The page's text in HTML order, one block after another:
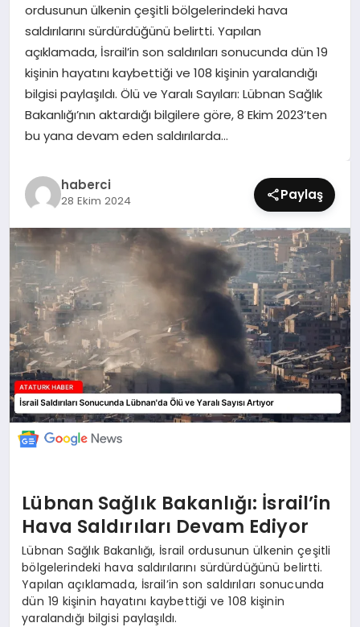
SIYASET
SPOR
TEKNOLOJI
YAŞAM
ordusunun ülkenin çeşitli bölgelerindeki hava
saldırılarını sürdürdüğünü belirtti. Yapılan
açıklamada, İsrail’in son saldırıları sonucunda dün 19
kişinin hayatını kaybettiği ve 108 kişinin yaralandığı
bilgisi paylaşıldı. Ölü ve Yaralı Sayıları: Lübnan Sağlık
Bakanlığı’nın aktardığı bilgilere göre, 8 Ekim 2023’ten
bu yana devam eden saldırılarda…
haberci
28 Ekim 2024 Paylaş
Lübnan Sağlık Bakanlığı: İsrail’in
Hava Saldırıları Devam Ediyor
Lübnan Sağlık Bakanlığı, İsrail ordusunun ülkenin çeşitli
bölgelerindeki hava saldırılarını sürdürdüğünü belirtti.
Yapılan açıklamada, İsrail’in son saldırıları sonucunda
dün 19 kişinin hayatını kaybettiği ve 108 kişinin
yaralandığı bilgisi paylaşıldı.